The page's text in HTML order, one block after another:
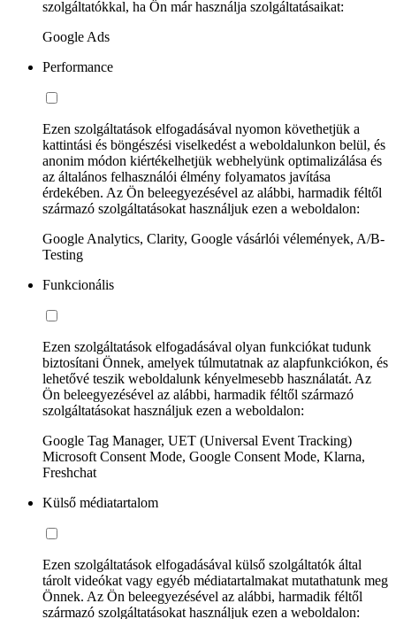
szolgáltatókkal, ha Ön már használja szolgáltatásaikat:
Google Ads
Performance
Ezen szolgáltatások elfogadásával nyomon követhetjük a
kattintási és böngészési viselkedést a weboldalunkon belül, és
anonim módon kiértékelhetjük webhelyünk optimalizálása és
az általános felhasználói élmény folyamatos javítása
érdekében. Az Ön beleegyezésével az alábbi, harmadik féltől
származó szolgáltatásokat használjuk ezen a weboldalon:
Google Analytics, Clarity, Google vásárlói vélemények, A/B-
Testing
Funkcionális
Ezen szolgáltatások elfogadásával olyan funkciókat tudunk
biztosítani Önnek, amelyek túlmutatnak az alapfunkciókon, és
lehetővé teszik weboldalunk kényelmesebb használatát. Az
Ön beleegyezésével az alábbi, harmadik féltől származó
szolgáltatásokat használjuk ezen a weboldalon:
Google Tag Manager, UET (Universal Event Tracking)
Microsoft Consent Mode, Google Consent Mode, Klarna,
Freshchat
Külső médiatartalom
Ezen szolgáltatások elfogadásával külső szolgáltatók által
tárolt videókat vagy egyéb médiatartalmakat mutathatunk meg
Önnek. Az Ön beleegyezésével az alábbi, harmadik féltől
származó szolgáltatásokat használjuk ezen a weboldalon: